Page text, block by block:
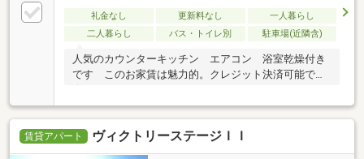
礼金なし 更新料なし
一人暮らし
二人暮らし
バス・トイレ別 駐車場(近隣含)
人気のカウンターキッチン エアコン 浴室乾燥付き
です このお家賃は魅力的。クレジット決済可能です
☆
賃貸アパート ヴィクトリーステージＩＩ